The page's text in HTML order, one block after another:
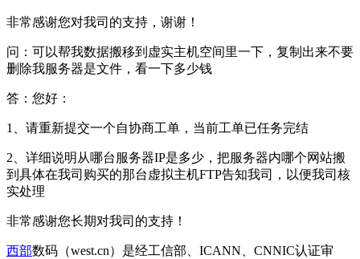
非常感谢您对我司的支持，谢谢！
问：可以帮我数据搬移到虚实主机空间里一下，复制出来不要
删除我服务器是文件，看一下多少钱
答：您好：
1、请重新提交一个自协商工单，当前工单已任务完结
2、详细说明从哪台服务器IP是多少，把服务器内哪个网站搬
到具体在我司购买的那台虚拟主机FTP告知我司，以便我司核
实处理
非常感谢您长期对我司的支持！
西部数码（west.cn）是经工信部、ICANN、CNNIC认证审